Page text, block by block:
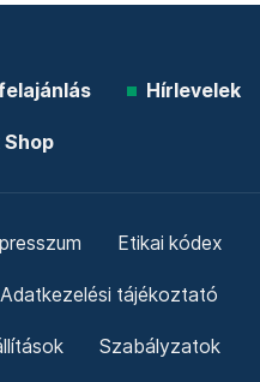
Hírlevelek
Shop
Etikai kódex
Adatkezelési tájékoztató
Szabályzatok